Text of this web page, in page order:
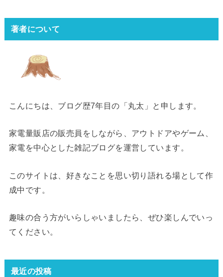
著者について
こんにちは、ブログ歴7年目の「丸太」と申します。
家電量販店の販売員をしながら、アウトドアやゲーム、
家電を中心とした雑記ブログを運営しています。
このサイトは、好きなことを思い切り語れる場として作
成中です。
趣味の合う方がいらしゃいましたら、ぜひ楽しんでいっ
てください。
最近の投稿